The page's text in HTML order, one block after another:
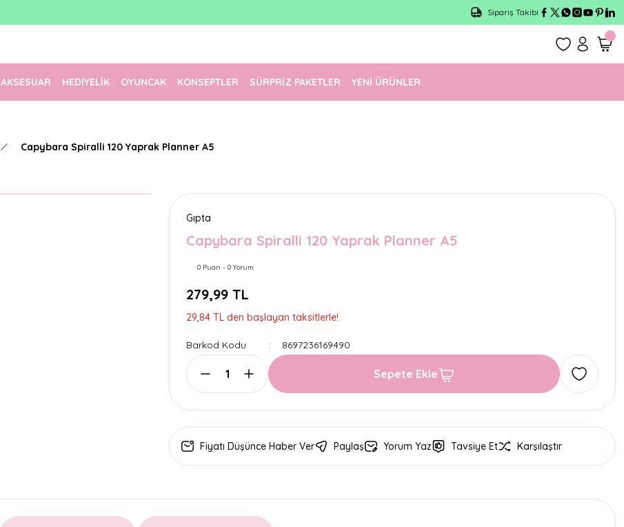
1500 TL Üzeri Ücretsiz Kargo
Sipariş Takibi
AKSESUAR HEDİYELİK OYUNCAK KONSEPTLER SÜRPRİZ PAKETLER YENİ ÜRÜNLER
Capybara Spiralli 120 Yaprak Planner A5
Gıpta
Capybara Spiralli 120 Yaprak Planner A5
0 Puan - 0 Yorum
279,99 TL
29,84 TL den başlayan taksitlerle!
Barkod Kodu 8697236169490
Sepete Ekle
Fiyatı Düşünce Haber Ver Paylaş Yorum Yaz Tavsiye Et Karşılaştır